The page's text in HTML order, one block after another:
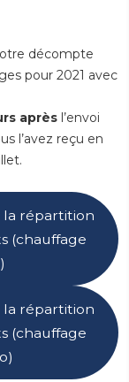
décompte
pour 2021 avec
après l’envoi
l’avez reçu en
la répartition
(chauffage
la répartition
(chauffage